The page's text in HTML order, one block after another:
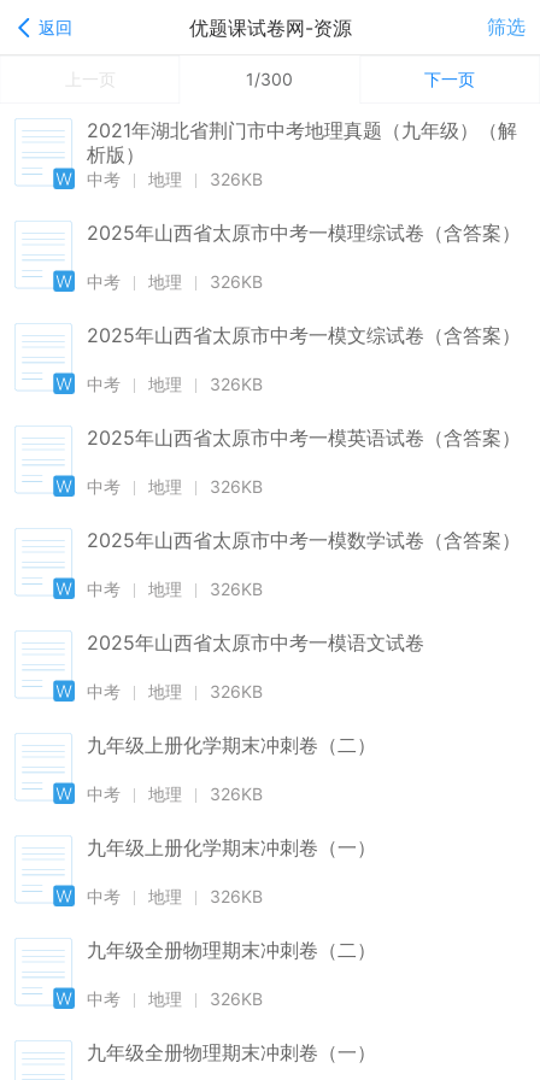
返回 优题课试卷网-资源 筛选
上一页 1/300 下一页
2021年湖北省荆门市中考地理真题（九年级）（解
析版）
中考 地理 326KB
2025年山西省太原市中考一模理综试卷（含答案）
中考 地理 326KB
2025年山西省太原市中考一模文综试卷（含答案）
中考 地理 326KB
2025年山西省太原市中考一模英语试卷（含答案）
中考 地理 326KB
2025年山西省太原市中考一模数学试卷（含答案）
中考 地理 326KB
2025年山西省太原市中考一模语文试卷
中考 地理 326KB
九年级上册化学期末冲刺卷（二）
中考 地理 326KB
九年级上册化学期末冲刺卷（一）
中考 地理 326KB
九年级全册物理期末冲刺卷（二）
中考 地理 326KB
九年级全册物理期末冲刺卷（一）